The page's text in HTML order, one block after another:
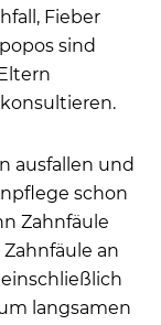
Fieber
sind
ausfallen und
schon
Zahnfäule
an
langsamen